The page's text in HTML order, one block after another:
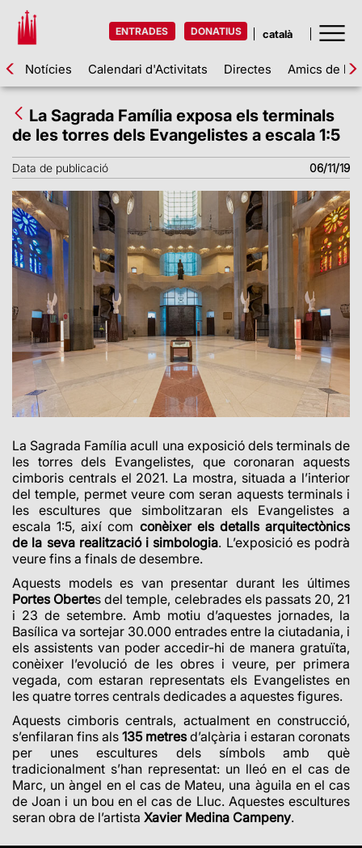
ENTRADES DONATIUS
Notícies Calendari d'Activitats Directes Amics de la
La Sagrada Família exposa els terminals
de les torres dels Evangelistes a escala 1:5
Data de publicació 06/11/19
La Sagrada Família acull una exposició dels terminals de
les torres dels Evangelistes, que coronaran aquests
cimboris centrals el 2021. La mostra, situada a l’interior
del temple, permet veure com seran aquests terminals i
les escultures que simbolitzaran els Evangelistes a
escala 1:5, així com conèixer els detalls arquitectònics
de la seva realització i simbologia. L’exposició es podrà
veure fins a finals de desembre.
Aquests models es van presentar durant les últimes
Portes Obertes del temple, celebrades els passats 20, 21
i 23 de setembre. Amb motiu d’aquestes jornades, la
Basílica va sortejar 30.000 entrades entre la ciutadania, i
els assistents van poder accedir-hi de manera gratuïta,
conèixer l’evolució de les obres i veure, per primera
vegada, com estaran representats els Evangelistes en
les quatre torres centrals dedicades a aquestes figures.
Aquests cimboris centrals, actualment en construcció,
s’enfilaran fins als 135 metresd’alçària i estaran coronats
per unes escultures dels símbols amb què
tradicionalment s’han representat: un lleó en el cas de
Marc, un àngel en el cas de Mateu, una àguila en el cas
de Joan i un bou en el cas de Lluc. Aquestes escultures
seran obra de l’artista Xavier Medina Campeny.